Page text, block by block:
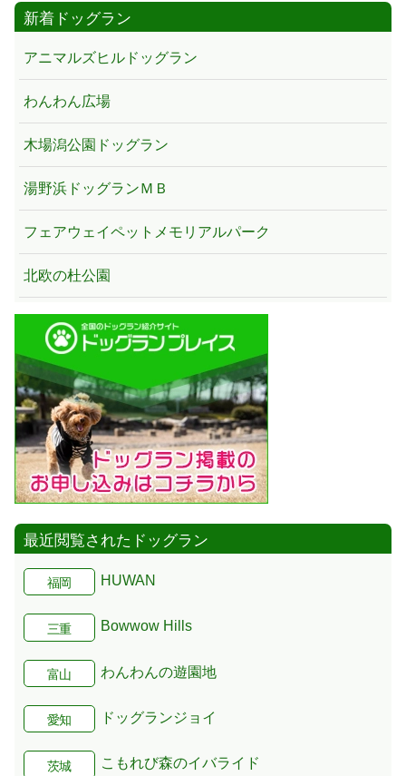
新着ドッグラン
アニマルズヒルドッグラン
わんわん広場
木場潟公園ドッグラン
湯野浜ドッグランＭＢ
フェアウェイペットメモリアルパーク
北欧の杜公園
最近閲覧されたドッグラン
福岡 HUWAN
三重 Bowwow Hills
富山 わんわんの遊園地
愛知 ドッグランジョイ
茨城 こもれび森のイバライド